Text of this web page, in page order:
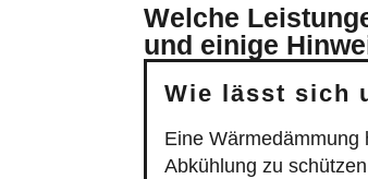
und einige
Wie lässt sich
Eine
Abkühlung zu
Heizkosten lassen